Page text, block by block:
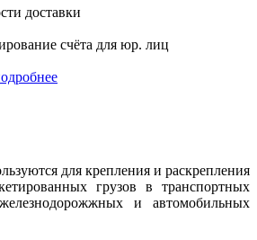
доставки
счёта для юр. лиц
для крепления и раскрепления
грузов в транспортных
и автомобильных